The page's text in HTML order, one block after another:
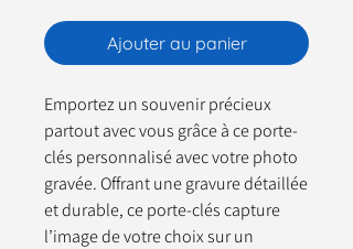
Ajouter au panier
Emportez un souvenir précieux
partout avec vous grâce à ce porte-
clés personnalisé avec votre photo
gravée. Offrant une gravure détaillée
et durable, ce porte-clés capture
l’image de votre choix sur un